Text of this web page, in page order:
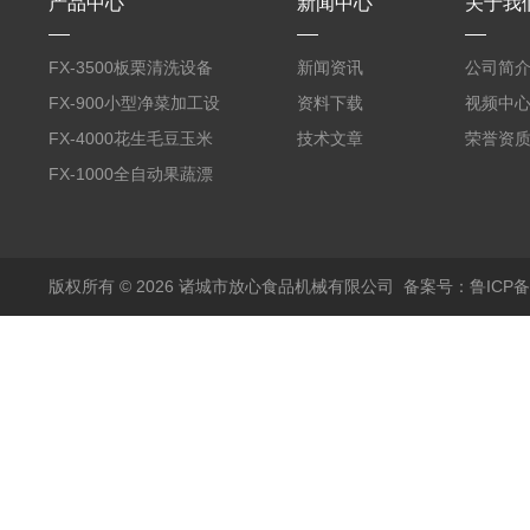
FX-3500板栗清洗设备
全自动气泡清洗机
FX-900小型净菜加工设
备野菜清洗机
FX-4000花生毛豆玉米
蒸煮漂烫机
FX-1000全自动果蔬漂
新闻资讯
资料下载
技术文章
公司简介
视频中心
荣誉资质
版权所有 © 2026 诸城市放心食品机械有限公司 备案号：鲁ICP